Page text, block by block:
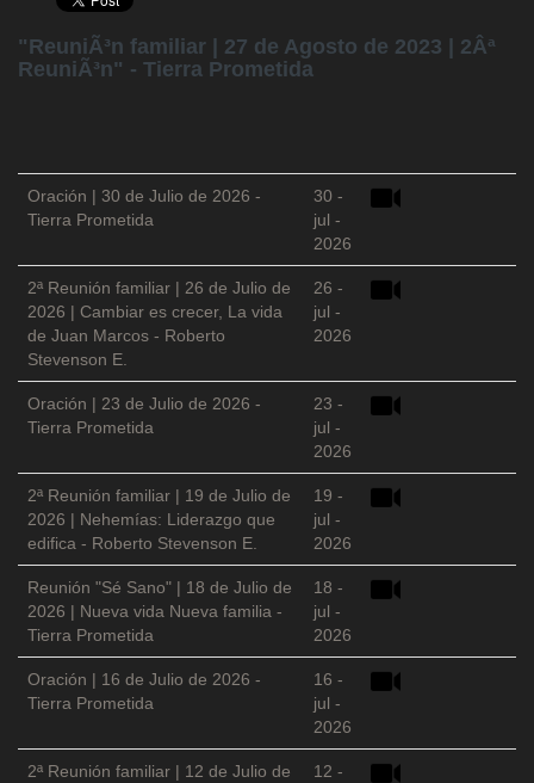
"ReuniÃ³n familiar | 27 de Agosto de 2023 | 2Âª
ReuniÃ³n" - Tierra Prometida
Oración | 30 de Julio de 2026 -
Tierra Prometida
30 -
jul -
2026
2ª Reunión familiar | 26 de Julio de
2026 | Cambiar es crecer, La vida
de Juan Marcos - Roberto
Stevenson E.
26 -
jul -
2026
Oración | 23 de Julio de 2026 -
Tierra Prometida
23 -
jul -
2026
2ª Reunión familiar | 19 de Julio de
2026 | Nehemías: Liderazgo que
edifica - Roberto Stevenson E.
19 -
jul -
2026
Reunión "Sé Sano" | 18 de Julio de
2026 | Nueva vida Nueva familia -
Tierra Prometida
18 -
jul -
2026
Oración | 16 de Julio de 2026 -
Tierra Prometida
16 -
jul -
2026
2ª Reunión familiar | 12 de Julio de
12 -